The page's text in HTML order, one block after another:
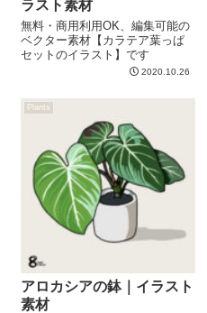
ラスト素材
無料・商用利用OK、編集可能の
ベクター素材【カラテア葉っぱ
セットのイラスト】です
2020.10.26
Plants
アロカシアの鉢｜イラスト
素材